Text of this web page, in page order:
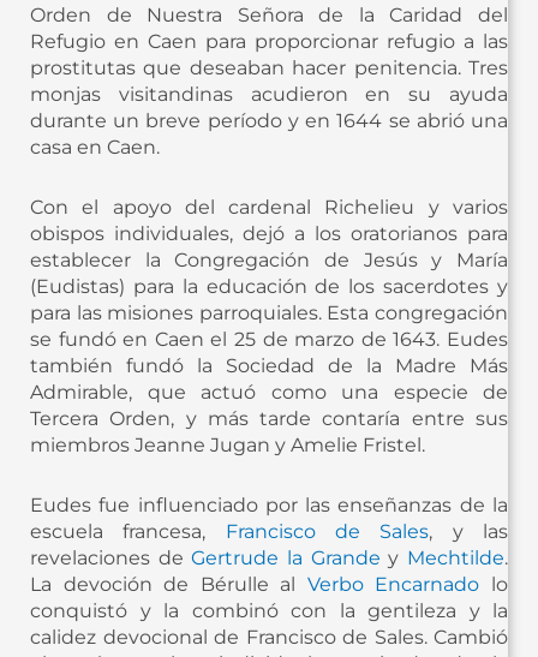
Orden de Nuestra Señora de la Caridad del
Refugio en Caen para proporcionar refugio a las
prostitutas que deseaban hacer penitencia. Tres
monjas visitandinas acudieron en su ayuda
durante un breve período y en 1644 se abrió una
casa en Caen. ​
Con el apoyo del cardenal Richelieu y varios
obispos individuales, dejó a los oratorianos para
establecer la Congregación de Jesús y María
(Eudistas) para la educación de los sacerdotes y
para las misiones parroquiales. Esta congregación
se fundó en Caen el 25 de marzo de 1643. Eudes
también fundó la Sociedad de la Madre Más
Admirable, que actuó como una especie de
Tercera Orden, y más tarde contaría entre sus
miembros Jeanne Jugan y Amelie Fristel.​
Eudes fue influenciado por las enseñanzas de la
escuela francesa, Francisco de Sales, y las
revelaciones deGertrude la Grande y Mechtilde.
La devoción de Bérulle al Verbo Encarnado lo
conquistó y la combinó con la gentileza y la
calidez devocional de Francisco de Sales. Cambió